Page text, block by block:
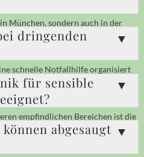
München, sondern auch in der
Damit profitieren auch
von kurzen Wegen und
dringenden
schnelle Notfallhilfe organisiert
wenn Baustellen blockiert sind
werden müssen.
für sensible
empfindlichen Bereichen ist die
eine kontrollierte Freilegung
abgesaugt